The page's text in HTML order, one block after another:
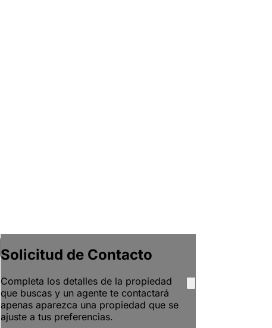
Solicitud de Contacto
Completa los detalles de la propiedad
que buscas y un agente te contactará
apenas aparezca una propiedad que se
ajuste a tus preferencias.